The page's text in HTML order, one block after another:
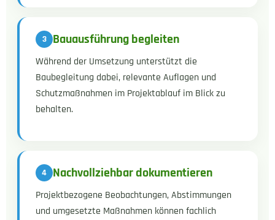
Bauausführung begleiten
Während der Umsetzung unterstützt die
Baubegleitung dabei, relevante Auflagen und
Schutzmaßnahmen im Projektablauf im Blick zu
behalten.
Nachvollziehbar dokumentieren
Projektbezogene Beobachtungen, Abstimmungen
und umgesetzte Maßnahmen können fachlich